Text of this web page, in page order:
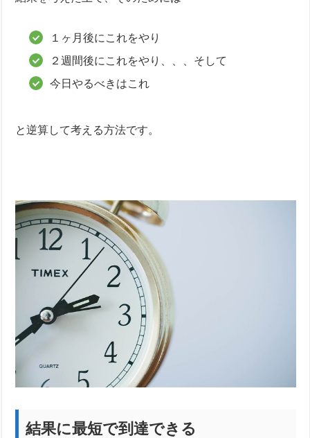
１ヶ月後にこれをやり
２週間後にこれをやり、、、そして
今日やるべきはこれ
と逆算して考える方法です。
結果に最短で到達できる